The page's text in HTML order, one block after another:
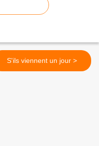
S'ils viennent un jour >